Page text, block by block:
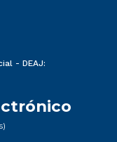
- DEAJ: